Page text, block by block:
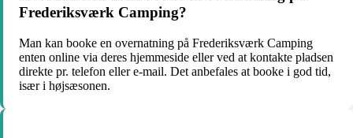
Frederiksværk Camping?
Man kan booke en overnatning på Frederiksværk Camping
enten online via deres hjemmeside eller ved at kontakte pladsen
direkte pr. telefon eller e-mail. Det anbefales at booke i god tid,
især i højsæsonen.